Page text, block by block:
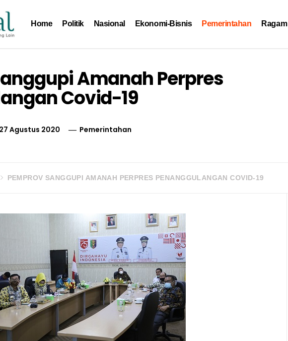
Home Politik Nasional Ekonomi-Bisnis Pemerintahan Ragam
Amanah Perpres
Covid-19
27 Agustus 2020 Pemerintahan
PEMPROV SANGGUPI AMANAH PERPRES PENANGGULANGAN COVID-19